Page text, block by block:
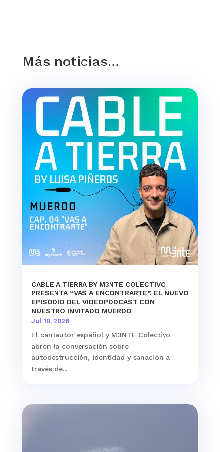
Más noticias…
CABLE A TIERRA BY M3NTE COLECTIVO
PRESENTA “VAS A ENCONTRARTE”. EL NUEVO
EPISODIO DEL VIDEOPODCAST CON
NUESTRO INVITADO MUERDO
Jul 10, 2026
El cantautor español y M3NTE Colectivo
abren la conversación sobre
autodestrucción, identidad y sanación a
través de...